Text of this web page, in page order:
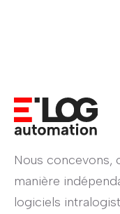
Nous concevons,
manière
logiciels